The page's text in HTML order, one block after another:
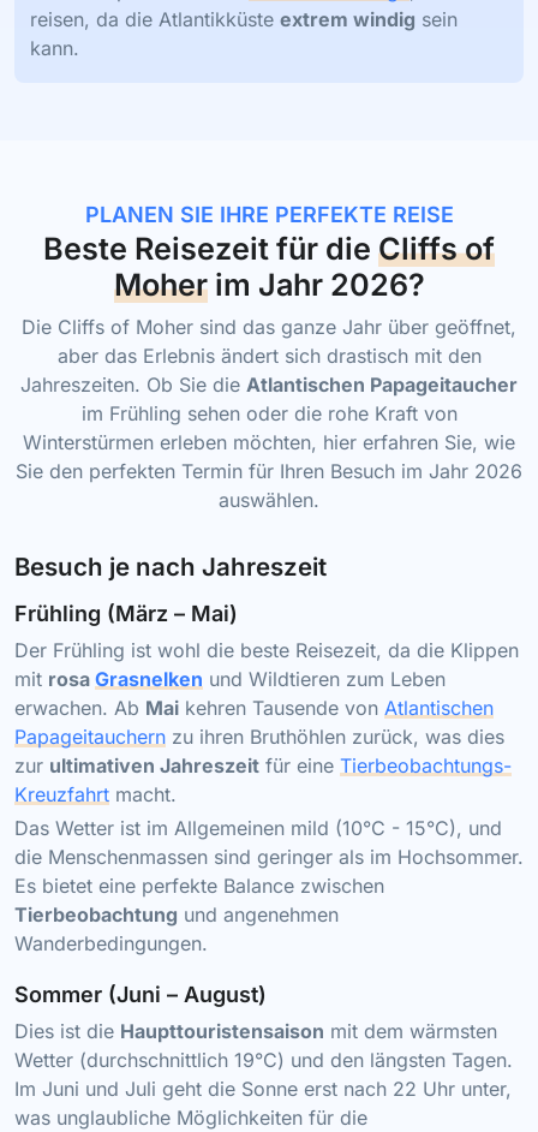
reisen, da die Atlantikküste extrem windig sein
kann.
PLANEN SIE IHRE PERFEKTE REISE
Beste Reisezeit für die Cliffs of
Moherim Jahr 2026?
Die Cliffs of Moher sind das ganze Jahr über geöffnet,
aber das Erlebnis ändert sich drastisch mit den
Jahreszeiten. Ob Sie die Atlantischen Papageitaucher
im Frühling sehen oder die rohe Kraft von
Winterstürmen erleben möchten, hier erfahren Sie, wie
Sie den perfekten Termin für Ihren Besuch im Jahr 2026
auswählen.
Besuch je nach Jahreszeit
Frühling (März – Mai)
Der Frühling ist wohl die beste Reisezeit, da die Klippen
mit rosa Grasnelken und Wildtieren zum Leben
erwachen. Ab Mai kehren Tausende von Atlantischen
Papageitauchern zu ihren Bruthöhlen zurück, was dies
zur ultimativen Jahreszeit für eine Tierbeobachtungs-
Kreuzfahrt macht.
Das Wetter ist im Allgemeinen mild (10°C - 15°C), und
die Menschenmassen sind geringer als im Hochsommer.
Es bietet eine perfekte Balance zwischen
Tierbeobachtung und angenehmen
Wanderbedingungen.
Sommer (Juni – August)
Dies ist die Haupttouristensaison mit dem wärmsten
Wetter (durchschnittlich 19°C) und den längsten Tagen.
Im Juni und Juli geht die Sonne erst nach 22 Uhr unter,
was unglaubliche Möglichkeiten für die